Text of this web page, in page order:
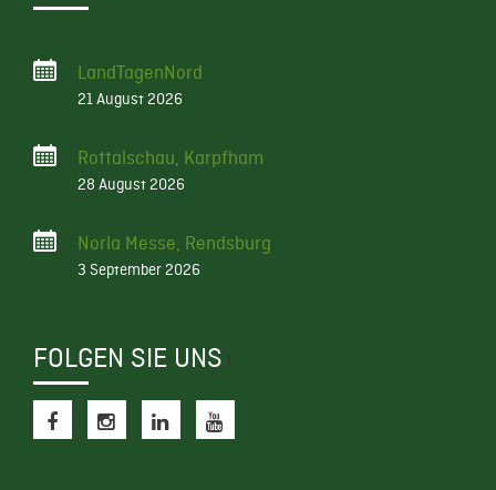
LandTagenNord
21 August 2026
Rottalschau, Karpfham
28 August 2026
Norla Messe, Rendsburg
3 September 2026
FOLGEN SIE UNS f